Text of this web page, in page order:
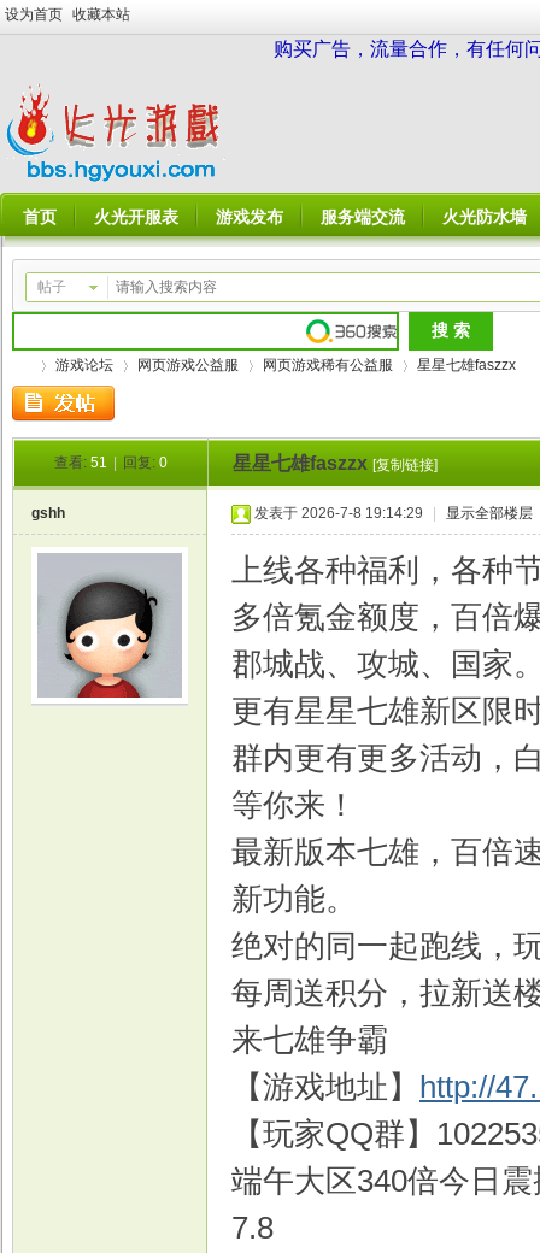
设为首页 收藏本站
购买广告，流量合作，有任何
首页 火光开服表 游戏发布 服务端交流 火光防水墙
帖子
游戏论坛
›
网页游戏公益服
›
网页游戏稀有公益服
›
星星七雄faszzx
查看: 51 回复: 0 星星七雄faszzx [复制链接]
gshh 发表于 2026-7-8 19:14:29 显示全部楼层
上线各种福利，各种
多倍氪金额度，百倍
郡城战、攻城、国家
更有星星七雄新区限
群内更有更多活动，
等你来！
最新版本七雄，百倍
新功能。
绝对的同一起跑线，
每周送积分，拉新送
来七雄争霸
【游戏地址】 http://
【玩家QQ群】
端午大区340倍今日
7.8